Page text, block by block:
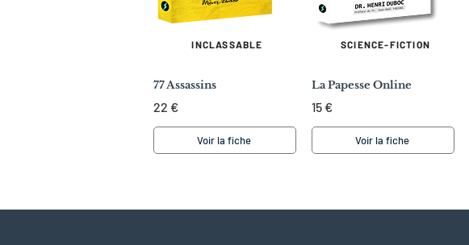
INCLASSABLE
77 Assassins
22 €
Voir la fiche
SCIENCE-FICTION
La Papesse Online
15 €
Voir la fiche